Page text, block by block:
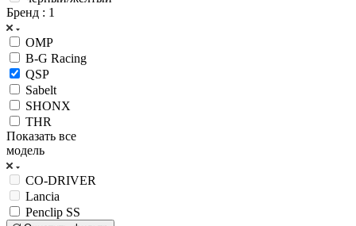
Бренд : 1
OMP
B-G Racing
QSP
Sabelt
SHONX
THR
Показать все
модель
CO-DRIVER
Lancia
Penclip SS